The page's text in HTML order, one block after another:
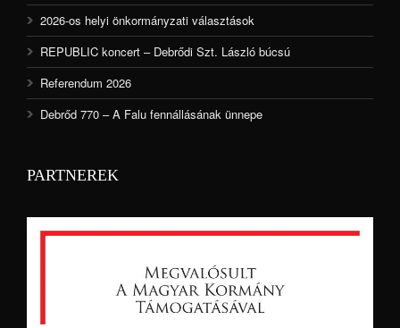
2026-os helyi önkormányzati választások
REPUBLIC koncert – Debrődi Szt. László búcsú
Referendum 2026
Debrőd 770 – A Falu fennállásának ünnepe
PARTNEREK